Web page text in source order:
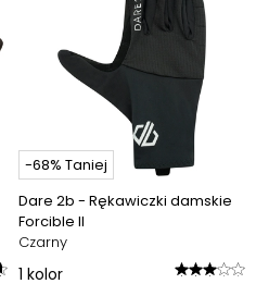
-68% Taniej
Dare 2b - Rękawiczki damskie
Forcible II
Czarny
1 kolor